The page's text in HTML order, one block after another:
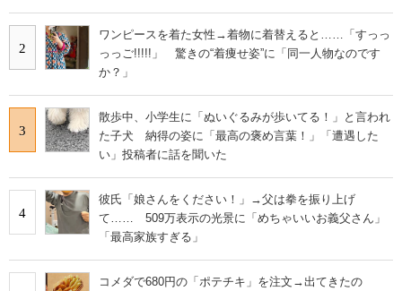
2
ワンピースを着た女性→着物に着替えると……「すっっ
っっご!!!!!」 驚きの“着痩せ姿”に「同一人物なのです
か？」
3
散歩中、小学生に「ぬいぐるみが歩いてる！」と言われ
た子犬 納得の姿に「最高の褒め言葉！」「遭遇した
い」投稿者に話を聞いた
4
彼氏「娘さんをください！」→父は拳を振り上げ
て…… 509万表示の光景に「めちゃいいお義父さん」
「最高家族すぎる」
コメダで680円の「ポテチキ」を注文→出てきたの